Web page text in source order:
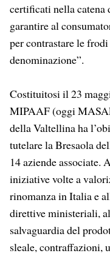
certificati nella catena
garantire al
per contrastare le
denominazione”.
Costituitosi il 23
MIPAAF (oggi
della Valtellina ha
tutelare la Bresaola
14 aziende associate.
iniziative volte a
rinomanza in Italia e
direttive ministeriali,
salvaguardia del
sleale, contraffazioni,